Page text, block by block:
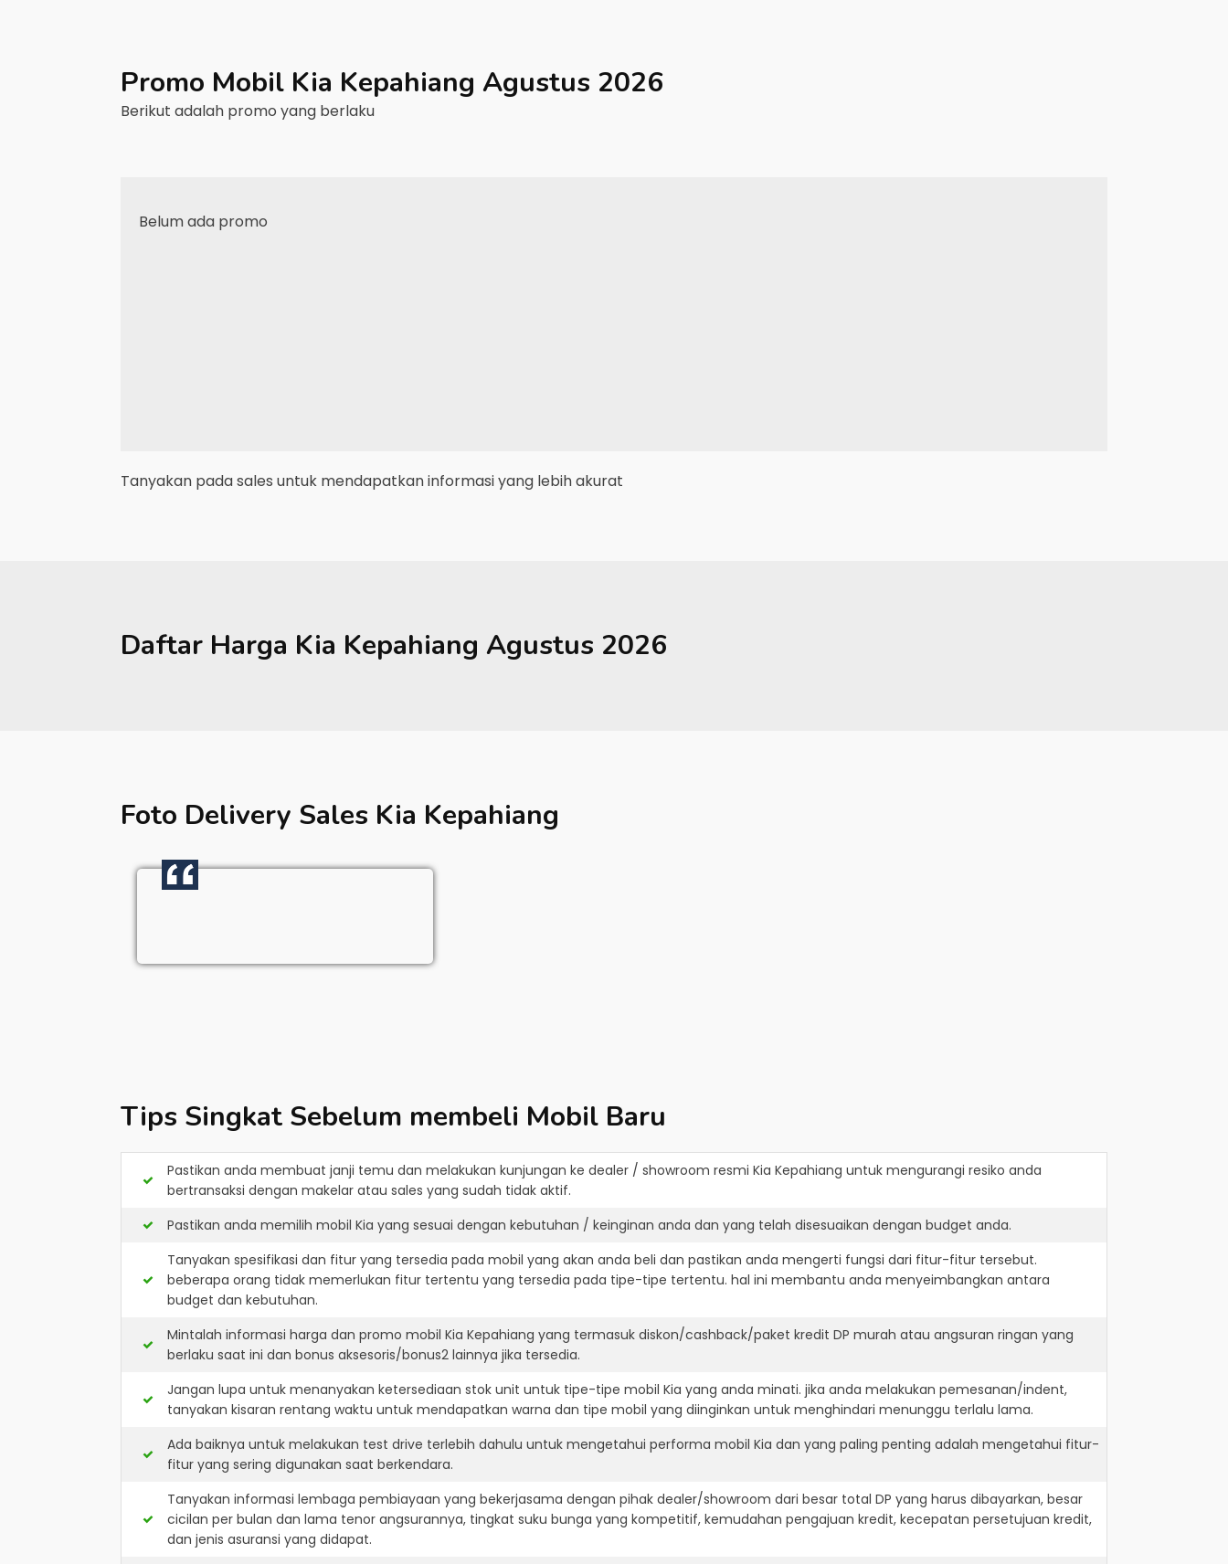
Promo Mobil Kia Kepahiang Agustus 2026
Berikut adalah promo yang berlaku
Belum ada promo
Tanyakan pada sales untuk mendapatkan informasi yang lebih akurat
Daftar Harga Kia Kepahiang Agustus 2026
Foto Delivery Sales Kia Kepahiang
Tips Singkat Sebelum membeli Mobil Baru
Pastikan anda membuat janji temu dan melakukan kunjungan ke dealer / showroom resmi Kia Kepahiang untuk mengurangi resiko anda
bertransaksi dengan makelar atau sales yang sudah tidak aktif.
Pastikan anda memilih mobil Kia yang sesuai dengan kebutuhan / keinginan anda dan yang telah disesuaikan dengan budget anda.
Tanyakan spesifikasi dan fitur yang tersedia pada mobil yang akan anda beli dan pastikan anda mengerti fungsi dari fitur-fitur tersebut.
beberapa orang tidak memerlukan fitur tertentu yang tersedia pada tipe-tipe tertentu. hal ini membantu anda menyeimbangkan antara
budget dan kebutuhan.
Mintalah informasi harga dan promo mobil Kia Kepahiang yang termasuk diskon/cashback/paket kredit DP murah atau angsuran ringan yang
berlaku saat ini dan bonus aksesoris/bonus2 lainnya jika tersedia.
Jangan lupa untuk menanyakan ketersediaan stok unit untuk tipe-tipe mobil Kia yang anda minati. jika anda melakukan pemesanan/indent,
tanyakan kisaran rentang waktu untuk mendapatkan warna dan tipe mobil yang diinginkan untuk menghindari menunggu terlalu lama.
Ada baiknya untuk melakukan test drive terlebih dahulu untuk mengetahui performa mobil Kia dan yang paling penting adalah mengetahui fitur-
fitur yang sering digunakan saat berkendara.
Tanyakan informasi lembaga pembiayaan yang bekerjasama dengan pihak dealer/showroom dari besar total DP yang harus dibayarkan, besar
cicilan per bulan dan lama tenor angsurannya, tingkat suku bunga yang kompetitif, kemudahan pengajuan kredit, kecepatan persetujuan kredit,
dan jenis asuransi yang didapat.